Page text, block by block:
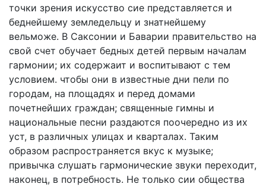
точки зрения искусство сие представляется и
беднейшему земледельцу и знатнейшему
вельможе. В Саксонии и Баварии правительство на
свой счет обучает бедных детей первым началам
гармонии; их содержаит и воспитывают с тем
условием. чтобы они в известные дни пели по
городам, на площадях и перед домами
почетнейших граждан; священные гимны и
национальные песни раздаются поочередно из их
уст, в различных улицах и кварталах. Таким
образом распространяется вкус к музыке;
привычка слушать гармонические звуки переходит,
наконец, в потребность. Не только сии общества